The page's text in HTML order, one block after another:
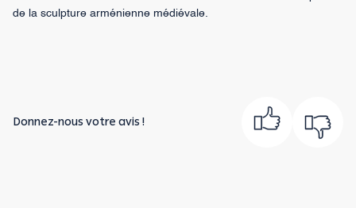
de la sculpture arménienne médiévale.
Donnez-nous votre avis !